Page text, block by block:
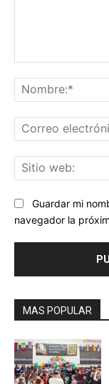
Guardar mi
navegador la
MAS POPULAR